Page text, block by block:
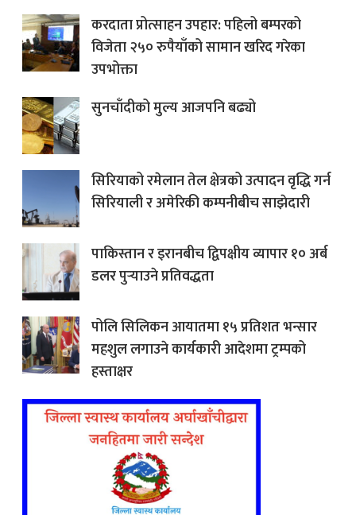
करदाता प्रोत्साहन उपहार: पहिलो बम्परको
विजेता २५० रुपैयाँको सामान खरिद गरेका
उपभोक्ता
सुनचाँदीको मुल्य आजपनि बढ्यो
सिरियाको रमेलान तेल क्षेत्रको उत्पादन वृद्धि गर्न
सिरियाली र अमेरिकी कम्पनीबीच साझेदारी
पाकिस्तान र इरानबीच द्विपक्षीय व्यापार १० अर्ब
डलर पुर्‍याउने प्रतिवद्धता
पोलि सिलिकन आयातमा १५ प्रतिशत भन्सार
महशुल लगाउने कार्यकारी आदेशमा ट्रम्पको
हस्ताक्षर